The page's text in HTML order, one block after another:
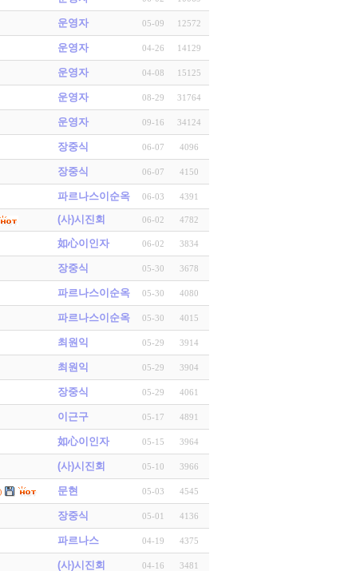
운영자 05-09 12572
운영자 04-26 14129
운영자 04-08 15125
운영자 08-29 31764
운영자 09-16 34124
장중식 06-07 4096
장중식 06-07 4150
파르나스이순옥 06-03 4391
(사)시진회 06-02 4782
如心이인자 06-02 3834
장중식 05-30 3678
파르나스이순옥 05-30 4080
파르나스이순옥 05-30 4015
최원익 05-29 3914
최원익 05-29 3904
장중식 05-29 4061
이근구 05-17 4891
如心이인자 05-15 3964
(사)시진회 05-10 3966
문현 05-03 4545
장중식 05-01 4136
파르나스 04-19 4375
(사)시진회 04-16 3481